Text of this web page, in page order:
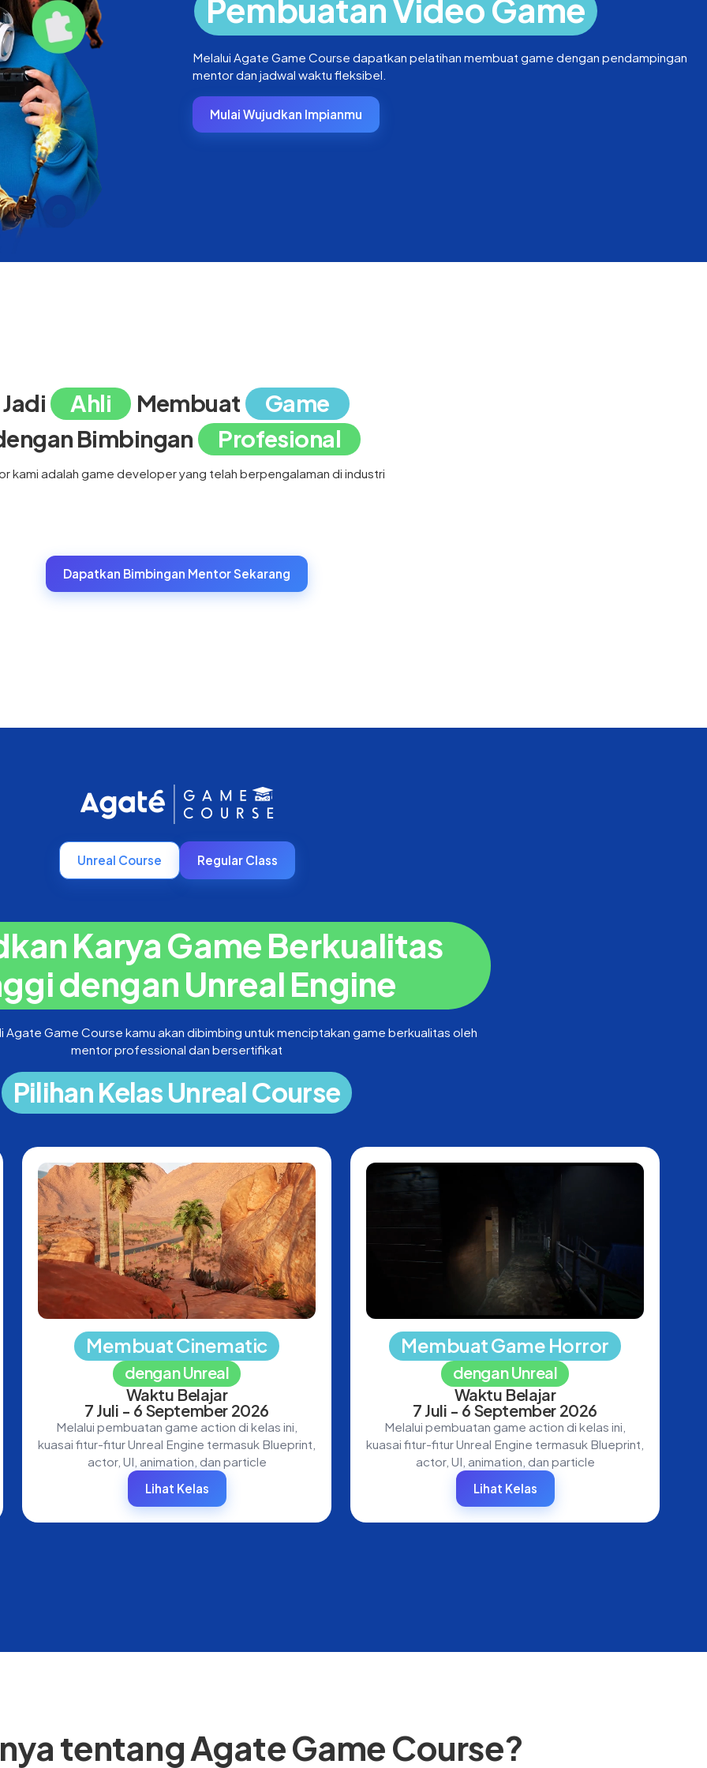
Pembuatan Video Game
Melalui Agate Game Course dapatkan pelatihan membuat game dengan pendampingan
mentor dan jadwal waktu fleksibel.
Mulai Wujudkan Impianmu
Jadi Ahli Membuat
Game
Bimbingan
Profesional
kami adalah game developer yang telah berpengalaman di industri
Dapatkan Bimbingan Mentor Sekarang
Unreal Course Regular Class
Karya Game Berkualitas
dengan Unreal Engine
Agate Game Course kamu akan dibimbing untuk menciptakan game berkualitas oleh
mentor professional dan bersertifikat
Pilihan Kelas Unreal Course
Membuat Cinematic
dengan Unreal
Waktu Belajar
7 Juli - 6 September 2026
Melalui pembuatan game action di kelas ini,
kuasai fitur-fitur Unreal Engine termasuk Blueprint,
actor, UI, animation, dan particle
Lihat Kelas
Membuat Game Horror
dengan Unreal
Waktu Belajar
7 Juli - 6 September 2026
Melalui pembuatan game action di kelas ini,
kuasai fitur-fitur Unreal Engine termasuk Blueprint,
actor, UI, animation, dan particle
Lihat Kelas
tentang Agate Game Course?